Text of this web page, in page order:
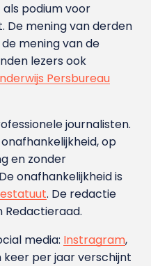
podium voor
De mening van derden
mening van de
lezers ook
Persbureau
journalisten.
op
en zonder
onafhankelijkheid is
. De redactie
media: Instragram,
keer per jaar verschijnt